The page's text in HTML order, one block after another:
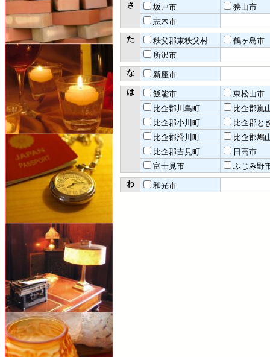
さ
坂戸市
狭山市
志木市
た
秩父郡東秩父村
鶴ヶ島市
所沢市
な
新座市
は
飯能市
東松山市
比企郡川島町
比企郡嵐
比企郡小川町
比企郡と
比企郡滑川町
比企郡鳩
比企郡吉見町
日高市
富士見市
ふじみ野
わ
和光市